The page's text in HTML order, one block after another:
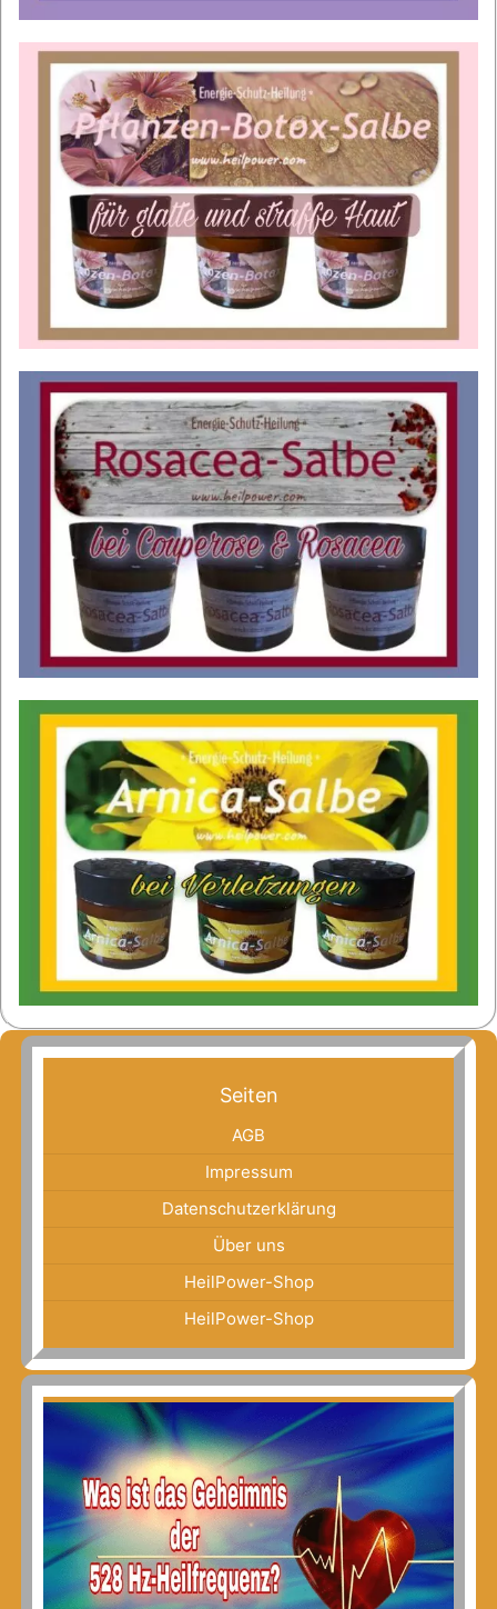
Seiten
AGB
Impressum
Datenschutzerklärung
Über uns
HeilPower-Shop
HeilPower-Shop